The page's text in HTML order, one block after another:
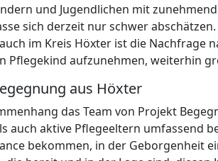
und Jugendlichen mit
sich derzeit nur schwer
im Kreis Höxter ist die Nachfrage
Pflegekind aufzunehmen, weiterhin
aus Höxter
das Team von Projekt
auch aktive Pflegeeltern umfassend
bekommen, in der Geborgenheit